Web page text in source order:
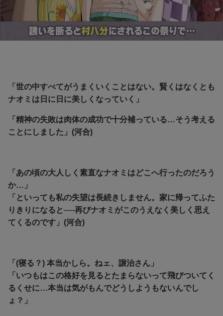
「世の中すべてがうまくいくことはない。賢くはなくとも
ナオミは日に日に美しくなっていく」
「精神の失敗は肉体の成功で十分補っている…そう考える
ことにしました」(河合)
「あの頃の大人しく素直なナオミはどこへ行ったのだろう
か…」
「といっても私の失望は長続きしません。家に帰ってふた
りきりになると──再びナオミがこのうえなく美しく思え
てくるのです」(河合)
「(寝る？) 本当かしら。ねェ、譲治さん」
「いつもはこの格好を見るとたまらないって飛びついてく
るくせに…本当は気がもんでどうしようもないんでし
ょ？」